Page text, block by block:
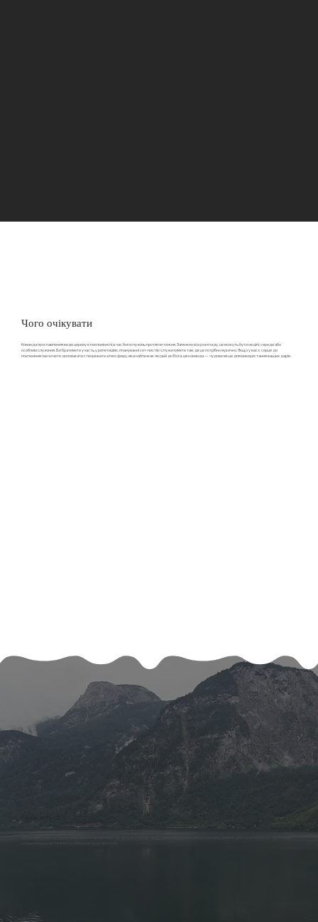
Чого очікувати
Команда прославлення веде церкву в поклонінні під час богослужінь протягом тижня. Залежно від розкладу, це можуть бути неділі, середи або
особливі служіння. Ви братимете участь у репетиціях, плануванні сет-листів і служитимете там, де це потрібно музично. Якщо у вас є серце до
поклоніння і ви хочете допомагати створювати атмосферу, яка наближає людей до Бога, ця команда — чудове місце для використання ваших дарів.